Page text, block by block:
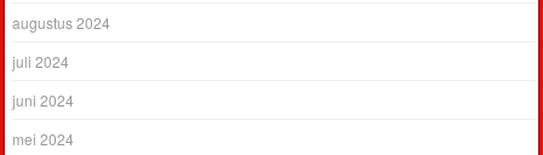
augustus 2024
juli 2024
juni 2024
mei 2024